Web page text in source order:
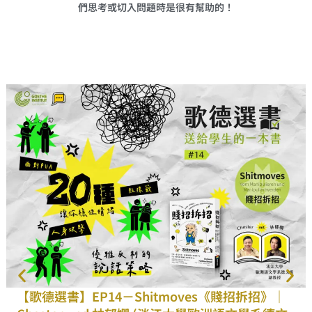
們思考或切入問題時是很有幫助的！
【歌德選書】EP14－Shitmoves《賤招拆招》｜